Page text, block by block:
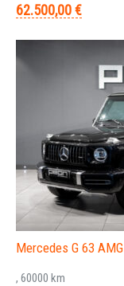
62.500,00 €
Mercedes G 63 AMG
, 60000 km